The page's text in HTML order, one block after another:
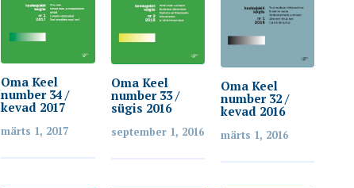
Oma Keel
number 34 /
kevad 2017
märts 1, 2017
Oma Keel
number 33 /
sügis 2016
september 1, 2016
Oma Keel
number 32 /
kevad 2016
märts 1, 2016